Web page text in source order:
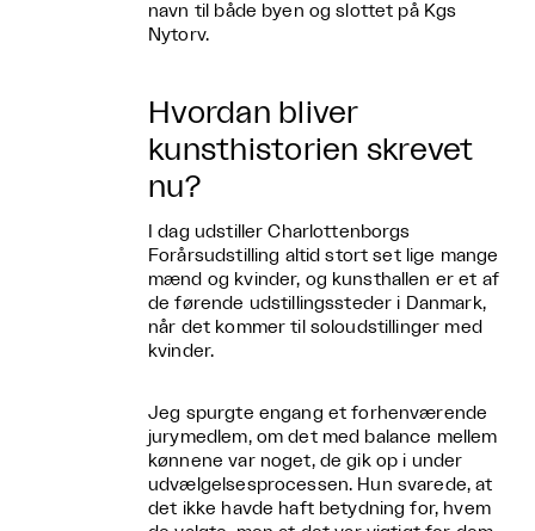
navn til både byen og slottet på Kgs
Nytorv.
Hvordan bliver
kunsthistorien skrevet
nu?
I dag udstiller Charlottenborgs
Forårsudstilling altid stort set lige mange
mænd og kvinder, og kunsthallen er et af
de førende udstillingssteder i Danmark,
når det kommer til soloudstillinger med
kvinder.
Jeg spurgte engang et forhenværende
jurymedlem, om det med balance mellem
kønnene var noget, de gik op i under
udvælgelsesprocessen. Hun svarede, at
det ikke havde haft betydning for, hvem